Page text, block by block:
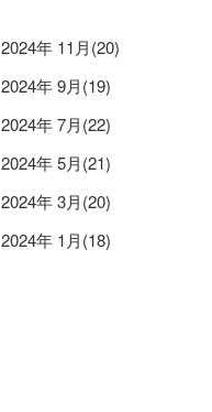
2024年 11月(20)
2024年 9月(19)
2024年 7月(22)
2024年 5月(21)
2024年 3月(20)
2024年 1月(18)